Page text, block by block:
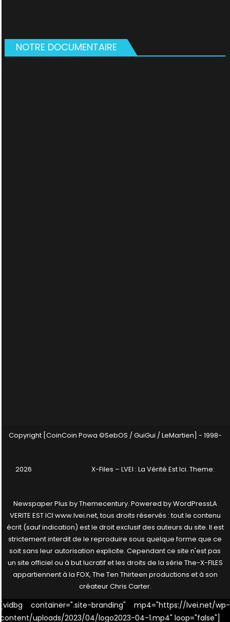
NOTRE DOCUMENTAIRE
Copyright [CoinCoin Powa ©SebOS / GuiGui / LeMartien] - 1998-
2026 X-Files – LVEI : La Vérité Est Ici. Theme:
Newspaper Plus byThemecentury. Powered byWordPressLA
VERITE EST ICI www.lvei.net, tous droits réservés : tout le contenu
écrit (sauf indication) est le droit exclusif des auteurs du site. Il est
strictement interdit de le reproduire sous quelque forme que ce
soit sans leur autorisation explicite. Cependant ce site n'est pas
un site officiel ou à but lucratif et les droits de la série The-X-FILES
appartiennent à la FOX, The Ten Thirteen productions et à son
créateur Chris Carter.
[vidbg container=".site-branding" mp4="https://lvei.net/wp-
content/uploads/2023/04/logo2023-04-1.mp4" loop="false"]